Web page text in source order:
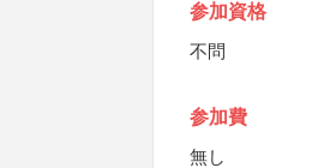
参加資格
不問
参加費
無し